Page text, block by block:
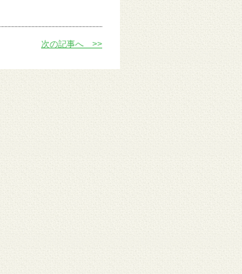
次の記事へ >>